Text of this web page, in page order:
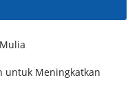
untuk Meningkatkan